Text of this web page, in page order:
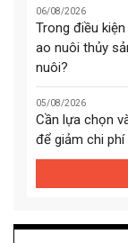
06/08/2026
Trong điều
ao nuôi thủy
nuôi?
05/08/2026
Cần lựa chọn
để giảm chi phí